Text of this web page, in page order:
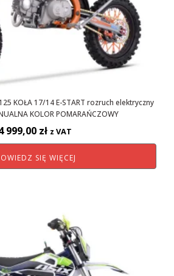
KOŁA 17/14 E-START rozruch elektryczny
KOLOR POMARAŃCZOWY
999,00 zł z VAT
SIĘ WIĘCEJ